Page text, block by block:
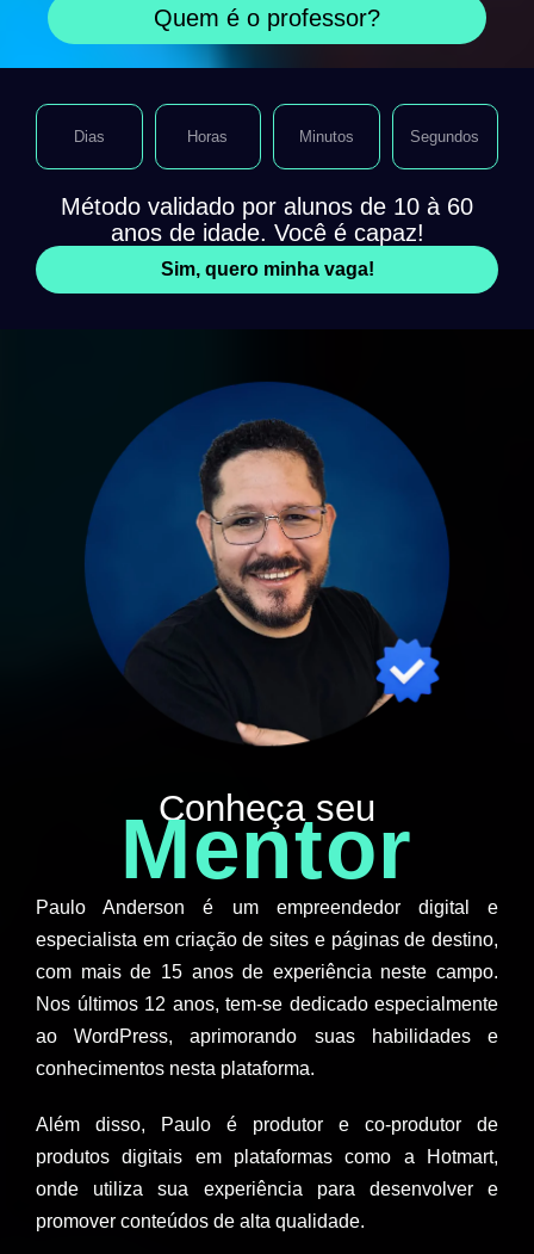
Quem é o professor?
Método validado por alunos de 10 à 60
anos de idade. Você é capaz!
Sim, quero minha vaga!
Dias Horas Minutos Segundos
Conheça seu
Mentor
Paulo Anderson é um empreendedor digital e
especialista em criação de sites e páginas de destino,
com mais de 15 anos de experiência neste campo.
Nos últimos 12 anos, tem-se dedicado especialmente
ao WordPress, aprimorando suas habilidades e
conhecimentos nesta plataforma.
Além disso, Paulo é produtor e co-produtor de
produtos digitais em plataformas como a Hotmart,
onde utiliza sua experiência para desenvolver e
promover conteúdos de alta qualidade.